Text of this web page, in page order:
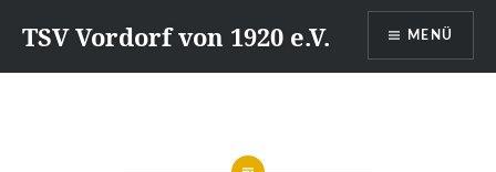
zumTSV Vordorf von 1920 e.V. MENÜ